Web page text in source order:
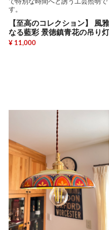
で特別な時間へと誘う工芸照明で
す。
【至高のコレクション】 風雅
なる藍彩 景徳鎮青花の吊り灯
¥ 11,000